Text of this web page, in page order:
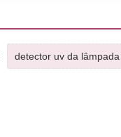
detector uv da lâmpada